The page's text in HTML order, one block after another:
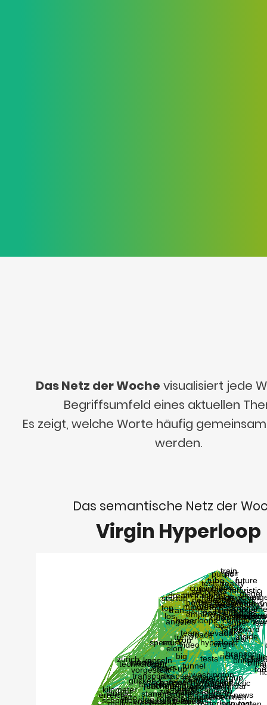
Das Netz der Woche visualisiert jede
Begriffsumfeld eines aktuellen
Es zeigt, welche Worte häufig
werden.
Das semantische Netz der
Virgin Hyperloop